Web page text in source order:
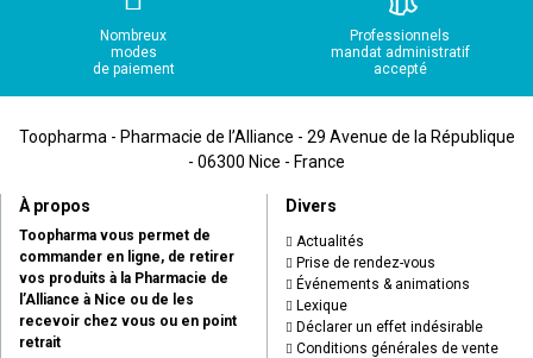
Nombreux
modes
de paiement
Professionnels
mandat administratif
accepté
Toopharma - Pharmacie de l’Alliance - 29 Avenue de la République
- 06300 Nice - France
À propos
Toopharma vous permet de
commander en ligne, de retirer
vos produits à la Pharmacie de
l’Alliance à Nice ou de les
recevoir chez vous ou en point
retrait
Divers
Actualités
Prise de rendez-vous
Événements & animations
Lexique
Déclarer un effet indésirable
Conditions générales de vente